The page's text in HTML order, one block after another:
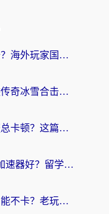
巴西怎么玩升级80分不卡？海外玩家国服游戏加速器终极指南（附避坑技巧）
海外玩《龙之觉醒：骷髅传奇冰雪合击》延迟高？这篇指南帮你解决卡顿烦恼！
海外玩《我的世界》国服总卡顿？这篇我的世界游戏加速器指南帮你解决所有问题
在欧洲打300英雄用什么加速器好？留学生亲测有效的解决方案来了
在国外打猫和老鼠怎么才能不卡？老玩家亲测的终极加速指南